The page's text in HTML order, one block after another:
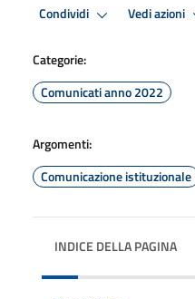
Condividi Vedi azioni
Categorie:
Comunicati anno 2022
Argomenti:
Comunicazione istituzionale
INDICE DELLA PAGINA